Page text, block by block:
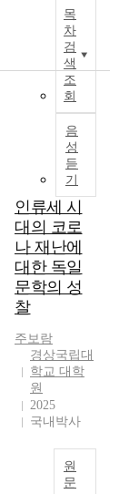
목
차
검
색
조
회
음
성
듣
기
인류세 시
대의 코로
나 재난에
대한 독일
문학의 성
찰
주보람
경상국립대
학교 대학
원
2025
국내박사
원
문